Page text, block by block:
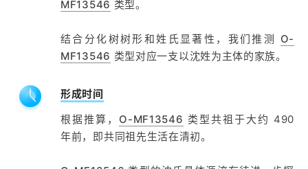
MF13546 类型。
结合分化树树形和姓氏显著性，我们推测 O-
MF13546 类型对应一支以沈姓为主体的家族。
形成时间
根据推算， O-MF13546 类型共祖于大约 490
年前，即共同祖先生活在清初。